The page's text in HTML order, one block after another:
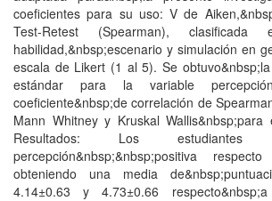
coeficientes para su uso: V de
Test-Retest (Spearman),
habilidad,&nbsp;escenario y simulación en
escala de Likert (1 al 5). Se
estándar para la variable
coeficiente&nbsp;de correlación de
Mann Whitney y Kruskal Wallis&nbsp;para
Resultados: Los
percepción&nbsp;&nbsp;positiva
obteniendo una media
4.14±0.63 y 4.73±0.66